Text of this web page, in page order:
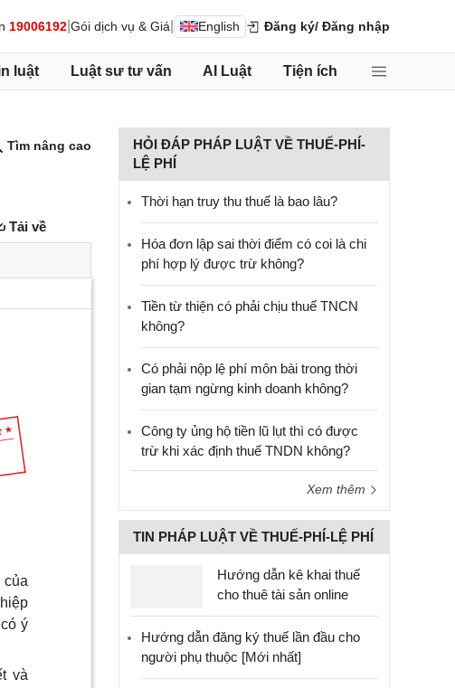
19006192 Gói dịch vụ & Giá English Đăng ký/ Đăng nhập
luật Luật sư tư vấn AI Luật Tiện ích
Tìm nâng cao
Tải về
của
ý
và
HỎI ĐÁP PHÁP LUẬT VỀ THUẾ-PHÍ-
LỆ PHÍ
Thời hạn truy thu thuế là bao lâu?
Hóa đơn lập sai thời điểm có coi là chi
phí hợp lý được trừ không?
Tiền từ thiện có phải chịu thuế TNCN
không?
Có phải nộp lệ phí môn bài trong thời
gian tạm ngừng kinh doanh không?
Công ty ủng hộ tiền lũ lụt thì có được
trừ khi xác định thuế TNDN không?
Xem thêm
TIN PHÁP LUẬT VỀ THUẾ-PHÍ-LỆ PHÍ
Hướng dẫn kê khai thuế
cho thuê tài sản online
Hướng dẫn đăng ký thuế lần đầu cho
người phụ thuộc [Mới nhất]